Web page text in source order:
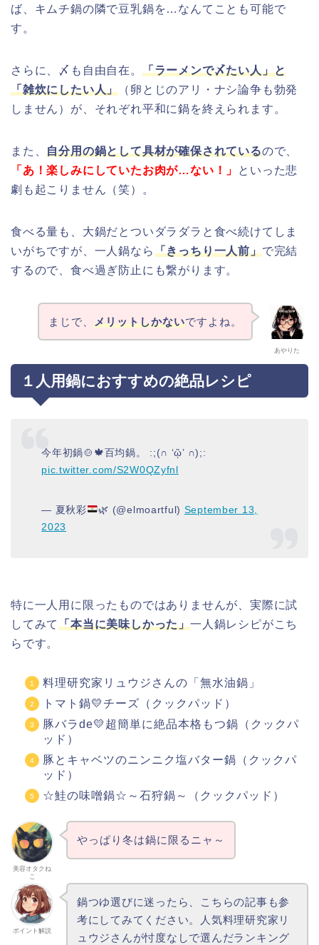
ば、キムチ鍋の隣で豆乳鍋を…なんてことも可能で
す。
さらに、〆も自由自在。 「ラーメンで〆たい人」と
「雑炊にしたい人」 （卵とじのアリ・ナシ論争も勃発
しません）が、それぞれ平和に鍋を終えられます。
また、自分用の鍋として具材が確保されているので、
「あ！楽しみにしていたお肉が…ない！」
といった悲
劇も起こりません（笑）。
食べる量も、大鍋だとついダラダラと食べ続けてしま
いがちですが、一人鍋なら「きっちり一人前」で完結
するので、食べ過ぎ防止にも繋がります。
あやりた
まじで、メリットしかないですよね。
１人用鍋におすすめの絶品レシピ
今年初鍋🍲🍁百均鍋。 :;(∩ ‘ᾥ’ ∩);:
pic.twitter.com/S2W0QZyfnl
— 夏秋彩 🌿 (@elmoartful) September 13,
2023
特に一人用に限ったものではありませんが、実際に試
してみて「本当に美味しかった」一人鍋レシピがこち
らです。
料理研究家リュウジさんの「無水油鍋」
トマト鍋💛チーズ（クックパッド）
豚バラde💛超簡単に絶品本格もつ鍋（クックパ
ッド）
豚とキャベツのニンニク塩バター鍋（クックパ
ッド）
☆鮭の味噌鍋☆～石狩鍋～（クックパッド）
美容オタクね
こ
やっぱり冬は鍋に限るニャ～
ポイント解説
鍋つゆ選びに迷ったら、こちらの記事も参
考にしてみてください。人気料理研究家リ
ュウジさんが忖度なしで選んだランキング